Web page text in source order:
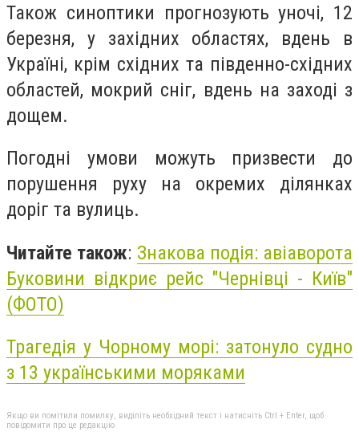
Також синоптики прогнозують уночі, 12
березня, у західних областях, вдень в
Україні, крім східних та південно-східних
областей, мокрий сніг, вдень на заході з
дощем.
Погодні умови можуть призвести до
порушення руху на окремих ділянках
доріг та вулиць.
Читайте також: Знакова подія: авіаворота
Буковини відкриє рейс "Чернівці - Київ"
(ФОТО)
Трагедія у Чорному морі: затонуло судно
з 13 українськими моряками
Якщо ви помітили помилку, виділіть необхідний текст і натисніть Ctrl + Enter, щоб
повідомити про це редакцію